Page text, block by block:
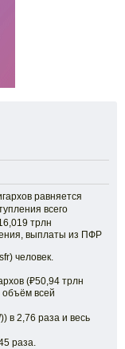
равняется
всего
трлн
выплаты из ПФР
человек.
(₽50,94 трлн
всей
в 2,76 раза и весь
раза.